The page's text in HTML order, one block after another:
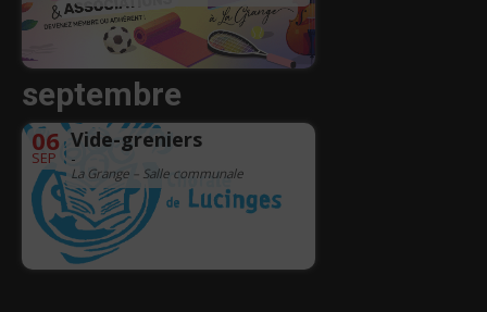
septembre
06
SEP
Vide-greniers
-
La Grange – Salle communale